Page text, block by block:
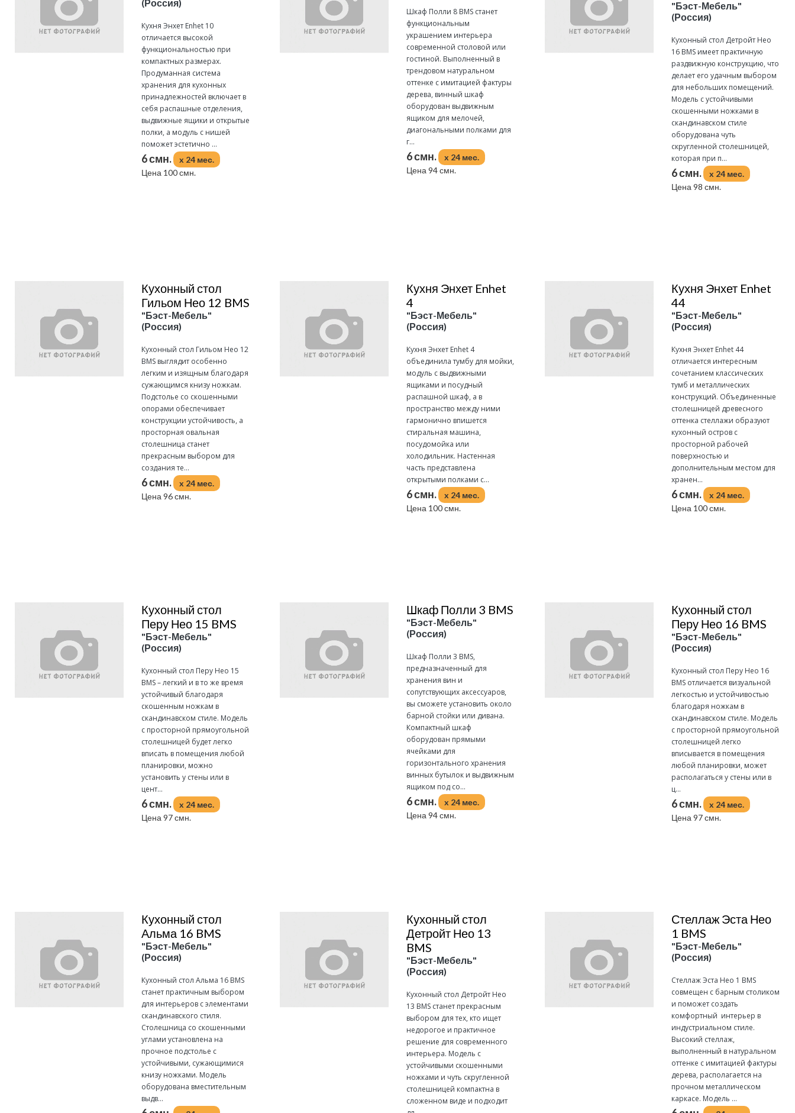
(Россия)
Кухня Энхет Enhet 10
отличается высокой
функциональностью при
компактных размерах.
Продуманная система
хранения для кухонных
принадлежностей включает в
себя распашные отделения,
выдвижные ящики и открытые
полки, а модуль с нишей
поможет эстетично ...
6 смн.
x 24 мес.
Цена 100 смн.
Шкаф Полли 8 BMS станет
функциональным
украшением интерьера
современной столовой или
гостиной. Выполненный в
трендовом натуральном
оттенке с имитацией фактуры
дерева, винный шкаф
оборудован выдвижным
ящиком для мелочей,
диагональными полками для
г...
6 смн.
x 24 мес.
Цена 94 смн.
"Бэст-Мебель"
(Россия)
Кухонный стол Детройт Нео
16 BMS имеет практичную
раздвижную конструкцию, что
делает его удачным выбором
для небольших помещений.
Модель с устойчивыми
скошенными ножками в
скандинавском стиле
оборудована чуть
скругленной столешницей,
которая при п...
6 смн.
x 24 мес.
Цена 98 смн.
Кухонный стол
Гильом Нео 12 BMS
"Бэст-Мебель"
(Россия)
Кухонный стол Гильом Нео 12
BMS выглядит особенно
легким и изящным благодаря
сужающимся книзу ножкам.
Подстолье со скошенными
опорами обеспечивает
конструкции устойчивость, а
просторная овальная
столешница станет
прекрасным выбором для
создания те...
6 смн.
x 24 мес.
Цена 96 смн.
Кухня Энхет Enhet
4
"Бэст-Мебель"
(Россия)
Кухня Энхет Enhet 4
объединила тумбу для мойки,
модуль с выдвижными
ящиками и посудный
распашной шкаф, а в
пространство между ними
гармонично впишется
стиральная машина,
посудомойка или
холодильник. Настенная
часть представлена
открытыми полками с...
6 смн.
x 24 мес.
Цена 100 смн.
Кухня Энхет Enhet
44
"Бэст-Мебель"
(Россия)
Кухня Энхет Enhet 44
отличается интересным
сочетанием классических
тумб и металлических
конструкций. Объединенные
столешницей древесного
оттенка стеллажи образуют
кухонный остров с
просторной рабочей
поверхностью и
дополнительным местом для
хранен...
6 смн.
x 24 мес.
Цена 100 смн.
Кухонный стол
Перу Нео 15 BMS
"Бэст-Мебель"
(Россия)
Кухонный стол Перу Нео 15
BMS – легкий и в то же время
устойчивый благодаря
скошенным ножкам в
скандинавском стиле. Модель
с просторной прямоугольной
столешницей будет легко
вписать в помещения любой
планировки, можно
установить у стены или в
цент...
6 смн.
x 24 мес.
Цена 97 смн.
Шкаф Полли 3 BMS
"Бэст-Мебель"
(Россия)
Шкаф Полли 3 BMS,
предназначенный для
хранения вин и
сопутствующих аксессуаров,
вы сможете установить около
барной стойки или дивана.
Компактный шкаф
оборудован прямыми
ячейками для
горизонтального хранения
винных бутылок и выдвижным
ящиком под со...
6 смн.
x 24 мес.
Цена 94 смн.
Кухонный стол
Перу Нео 16 BMS
"Бэст-Мебель"
(Россия)
Кухонный стол Перу Нео 16
BMS отличается визуальной
легкостью и устойчивостью
благодаря ножкам в
скандинавском стиле. Модель
с просторной прямоугольной
столешницей легко
вписывается в помещения
любой планировки, может
располагаться у стены или в
ц...
6 смн.
x 24 мес.
Цена 97 смн.
Кухонный стол
Альма 16 BMS
"Бэст-Мебель"
(Россия)
Кухонный стол Альма 16 BMS
станет практичным выбором
для интерьеров с элементами
скандинавского стиля.
Столешница со скошенными
углами установлена на
прочное подстолье с
устойчивыми, сужающимися
книзу ножками. Модель
оборудована вместительным
выдв...
Кухонный стол
Детройт Нео 13
BMS
"Бэст-Мебель"
(Россия)
Кухонный стол Детройт Нео
13 BMS станет прекрасным
выбором для тех, кто ищет
недорогое и практичное
решение для современного
интерьера. Модель с
устойчивыми скошенными
ножками и чуть скругленной
столешницей компактна в
сложенном виде и подходит
Стеллаж Эста Нео
1 BMS
"Бэст-Мебель"
(Россия)
Стеллаж Эста Нео 1 BMS
совмещен с барным столиком
и поможет создать
комфортный интерьер в
индустриальном стиле.
Высокий стеллаж,
выполненный в натуральном
оттенке с имитацией фактуры
дерева, располагается на
прочном металлическом
каркасе. Модель ...